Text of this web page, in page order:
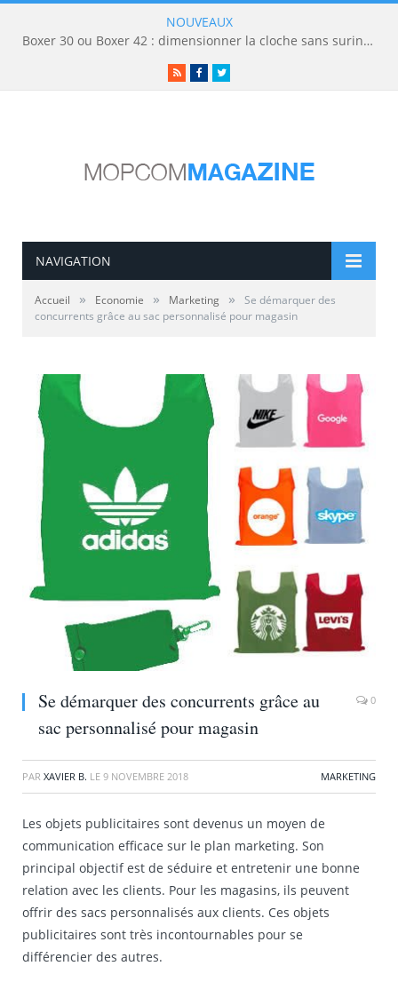
NOUVEAUX
Boxer 30 ou Boxer 42 : dimensionner la cloche sans surinvestir
RSSFacebookTwitter
NAVIGATION
Accueil » Economie » Marketing »
Se démarquer des
concurrents grâce au sac personnalisé pour magasin
Se démarquer des concurrents grâce au
sac personnalisé pour magasin
0
PAR XAVIER B. LE 9 NOVEMBRE 2018 MARKETING
Les objets publicitaires sont devenus un moyen de
communication efficace sur le plan marketing. Son
principal objectif est de séduire et entretenir une bonne
relation avec les clients. Pour les magasins, ils peuvent
offrir des sacs personnalisés aux clients. Ces objets
publicitaires sont très incontournables pour se
différencier des autres.